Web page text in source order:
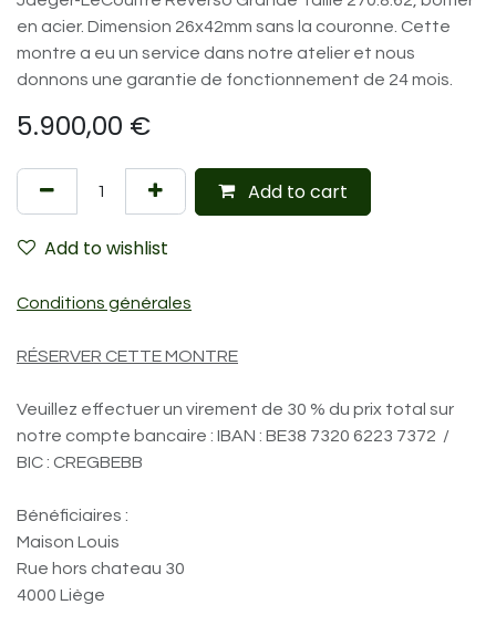
en acier. Dimension 26x42mm sans la couronne. Cette
montre a eu un service dans notre atelier et nous
donnons une garantie de fonctionnement de 24 mois.
5.900,00 €
Add to cart
Add to wishlist
Conditions générales
RÉSERVER CETTE MONTRE
Veuillez effectuer un virement de 30 % du prix total sur
notre compte bancaire : IBAN : BE38 7320 6223 7372 /
BIC : CREGBEBB
Bénéficiaires :
Maison Louis
Rue hors chateau 30
4000 Liège